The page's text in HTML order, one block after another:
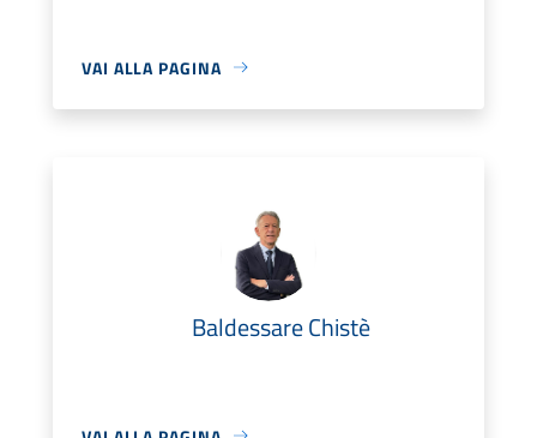
VAI ALLA PAGINA
Baldessare Chistè